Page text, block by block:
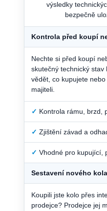
výsledky
bezpečně
Kontrola před koupí
Nechte si před koupí
skutečný technický stav
vědět, co kupujete
majiteli.
✓ Kontrola rámu, brzd,
✓ Zjištění závad a
✓ Vhodné pro kupující,
Sestavení nového kola
Koupili jste kolo přes
prodejce? Prodejce jej